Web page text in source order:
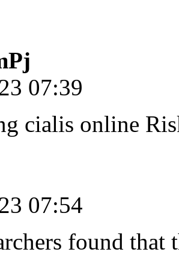
07:39
cialis online
07:54
found